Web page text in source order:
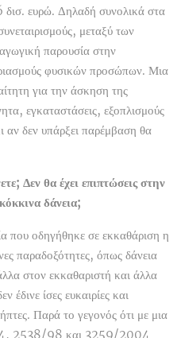
δισ. ευρώ. Δηλαδή συνολικά στα
μεταξύ των
παρουσία στην
φυσικών προσώπων. Μια
για την άσκηση της
εγκαταστάσεις, εξοπλισμούς
αν δεν υπάρξει παρέμβαση θα
Δεν θα έχει επιπτώσεις στην
δάνεια;
που οδηγήθηκε σε εκκαθάριση η
παραδοξότητες, όπως δάνεια
στον εκκαθαριστή και άλλα
έδινε ίσες ευκαιρίες και
Παρά το γεγονός ότι με μια
2538/98 και 3259/2004